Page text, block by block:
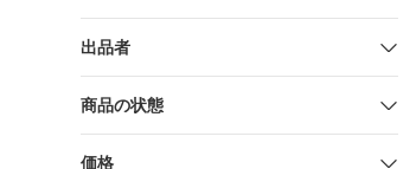
出品者
商品の状態
価格